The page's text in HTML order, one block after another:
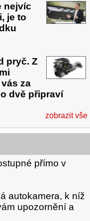
nejvíc
je to
pryč. Z
za
dvě připraví
zobrazit vše
přímo v
autokamera, k níž
upozornění a